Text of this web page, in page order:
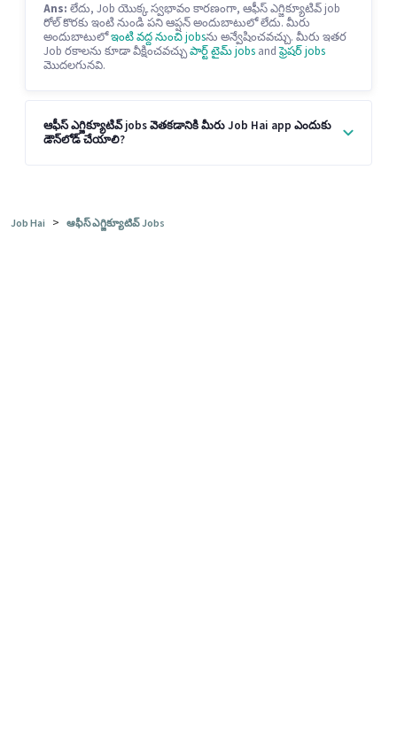
Ans: లేదు, Job యొక్క స్వభావం కారణంగా, ఆఫీస్ ఎగ్జిక్యూటివ్ job
రోల్ కొరకు ఇంటి నుండి పని ఆప్షన్ అందుబాటులో లేదు. మీరు
అందుబాటులోఇంటి వద్ద నుంచి jobsను అన్వేషించవచ్చు. మీరు ఇతర
Job రకాలను కూడా వీక్షించవచ్చుపార్ట్ టైమ్ jobs andఫ్రెషర్ jobs
మొదలగునవి.
ఆఫీస్ ఎగ్జిక్యూటివ్ jobs వెతకడానికి మీరు Job Hai app ఎందుకు
డౌన్‌లోడ్ చేయాలి?
Job Hai > ఆఫీస్ ఎగ్జిక్యూటివ్ Jobs